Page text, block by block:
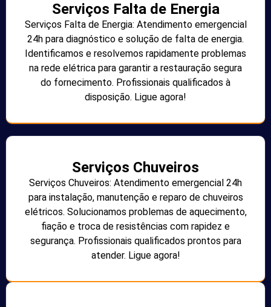
Serviços Falta de Energia
Serviços Falta de Energia: Atendimento emergencial
24h para diagnóstico e solução de falta de energia.
Identificamos e resolvemos rapidamente problemas
na rede elétrica para garantir a restauração segura
do fornecimento. Profissionais qualificados à
disposição. Ligue agora!
Serviços Chuveiros
Serviços Chuveiros: Atendimento emergencial 24h
para instalação, manutenção e reparo de chuveiros
elétricos. Solucionamos problemas de aquecimento,
fiação e troca de resistências com rapidez e
segurança. Profissionais qualificados prontos para
atender. Ligue agora!